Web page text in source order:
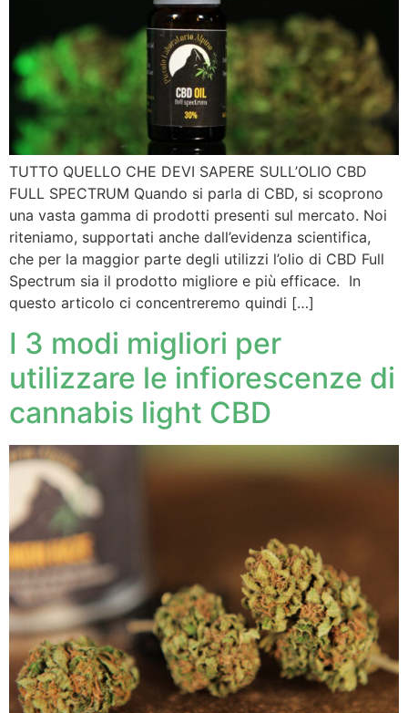
TUTTO QUELLO CHE DEVI SAPERE SULL’OLIO CBD
FULL SPECTRUM Quando si parla di CBD, si scoprono
una vasta gamma di prodotti presenti sul mercato. Noi
riteniamo, supportati anche dall’evidenza scientifica,
che per la maggior parte degli utilizzi l’olio di CBD Full
Spectrum sia il prodotto migliore e più efficace. In
questo articolo ci concentreremo quindi […]
I 3 modi migliori per
utilizzare le infiorescenze di
cannabis light CBD